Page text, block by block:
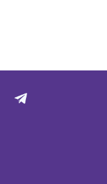
linkedin